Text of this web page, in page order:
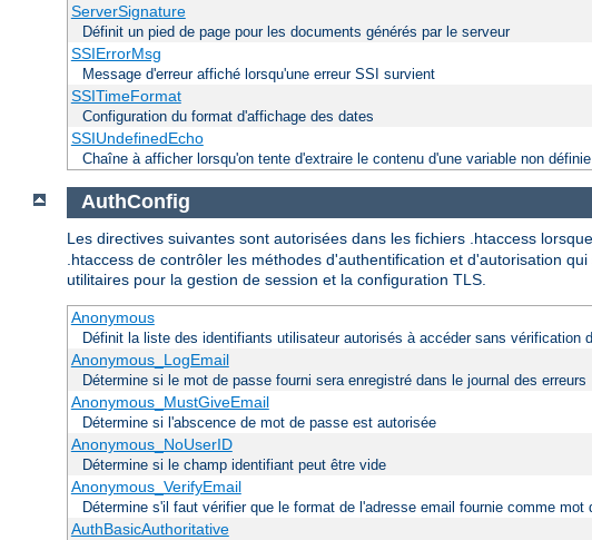
ServerSignature
Définit un pied de page pour les documents générés par le serveur
SSIErrorMsg
Message d'erreur affiché lorsqu'une erreur SSI survient
SSITimeFormat
Configuration du format d'affichage des dates
SSIUndefinedEcho
Chaîne à afficher lorsqu'on tente d'extraire le contenu d'une variable non définie
AuthConfig
Les directives suivantes sont autorisées dans les fichiers .htaccess lorsque
.htaccess de contrôler les méthodes d'authentification et d'autorisation
utilitaires pour la gestion de session et la configuration TLS.
Anonymous
Définit la liste des identifiants utilisateur autorisés à accéder sans vérification
Anonymous_LogEmail
Détermine si le mot de passe fourni sera enregistré dans le journal des erreurs
Anonymous_MustGiveEmail
Détermine si l'abscence de mot de passe est autorisée
Anonymous_NoUserID
Détermine si le champ identifiant peut être vide
Anonymous_VerifyEmail
Détermine s'il faut vérifier que le format de l'adresse email fournie comme mot
AuthBasicAuthoritative